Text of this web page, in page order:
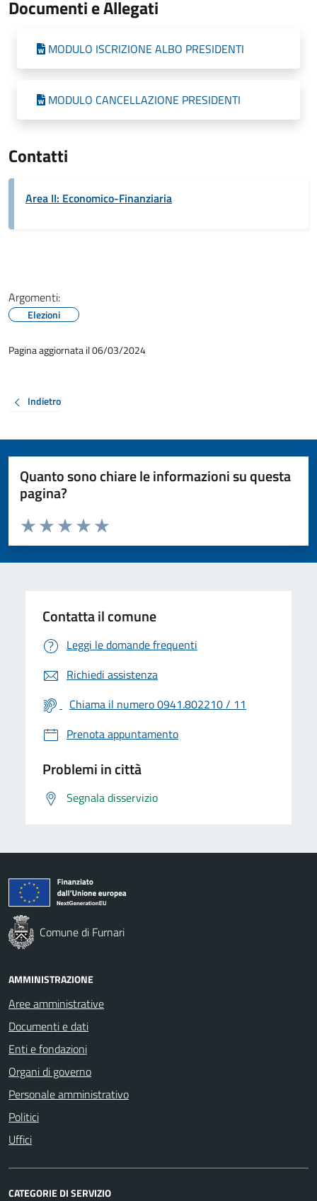
Documenti e Allegati
MODULO ISCRIZIONE ALBO PRESIDENTI
MODULO CANCELLAZIONE PRESIDENTI
Contatti
Area II: Economico-Finanziaria
Argomenti:
Elezioni
Pagina aggiornata il 06/03/2024
Indietro
Quanto sono chiare le informazioni su questa
pagina?
Valuta da 1 a 5 stelle la pagina
Valuta 5 stelle su 5
Valuta 4 stelle su 5
Valuta 3 stelle su 5
Valuta 2 stelle su 5
Valuta 1 stelle su 5
Contatta il comune
Leggi le domande frequenti
Richiedi assistenza
Chiama il numero 0941.802210 / 11
Prenota appuntamento
Problemi in città
Segnala disservizio
Comune di Furnari
AMMINISTRAZIONE
Aree amministrative
Documenti e dati
Enti e fondazioni
Organi di governo
Personale amministrativo
Politici
Uffici
CATEGORIE DI SERVIZIO